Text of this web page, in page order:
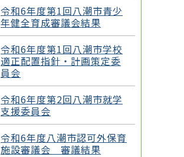
令和6年度第1回八潮市青少
年健全育成審議会結果
令和6年度第1回八潮市学校
適正配置指針・計画策定委
員会
令和6年度第2回八潮市就学
支援委員会
令和6年度八潮市認可外保育
施設審議会 審議結果